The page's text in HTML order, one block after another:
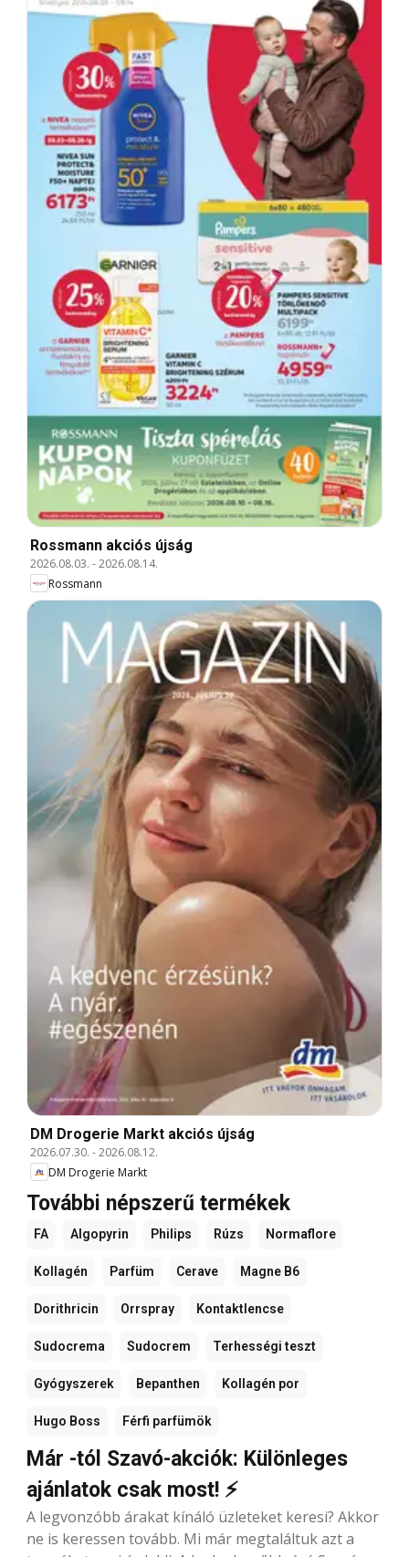
Rossmann akciós újság
2026.08.03. -2026.08.14.
Rossmann
DM Drogerie Markt akciós újság
2026.07.30. -2026.08.12.
DM Drogerie Markt
További népszerű termékek
FA Algopyrin Philips Rúzs Normaflore
Kollagén Parfüm Cerave Magne B6
Dorithricin Orrspray Kontaktlencse
Sudocrema Sudocrem Terhességi teszt
Gyógyszerek Bepanthen Kollagén por
Hugo Boss Férfi parfümök
Már -tól Szavó-akciók: Különleges
ajánlatok csak most! ⚡
A legvonzóbb árakat kínáló üzleteket keresi? Akkor
ne is keressen tovább. Mi már megtaláltuk azt a